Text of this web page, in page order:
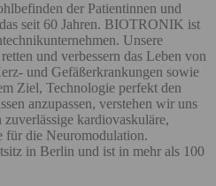
der Patientinnen und
seit 60 Jahren. BIOTRONIK ist
Unsere
und verbessern das Leben von
und Gefäßerkrankungen sowie
Ziel, Technologie perfekt den
anzupassen, verstehen wir uns
kardiovaskuläre,
für die Neuromodulation.
in Berlin und ist in mehr als 100